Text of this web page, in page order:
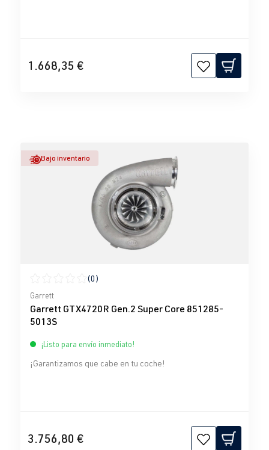
1.668,35 €
Bajo inventario
Calificación promedio de 0 de 5 estrellas
(0)
Garrett
Garrett GTX4720R Gen.2 Super Core 851285-
5013S
¡Listo para envío inmediato!
¡Garantizamos que cabe en tu coche!
3.756,80 €